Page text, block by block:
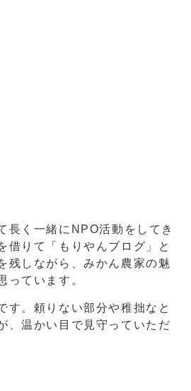
長く一緒にNPO活動をしてき
借りて「もりやんブログ」と
残しながら、みかん農家の魅
っています。
す。頼りない部分や稚拙なと
、温かい目で見守っていただ